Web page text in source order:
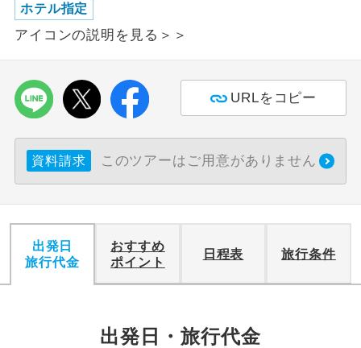
ホテル指定
アイコンの説明を見る＞＞
URLをコピー
資料請求 このツアーはご用意がありません
出発日
旅行代金
おすすめ
ポイント
日程表 旅行条件
出発日・旅行代金
ホテル指定
ご紹介するホテルを指定したコースで
おひとり様バ
ス2席利用
おひとり様でバス席を2席利⽤できま
す。